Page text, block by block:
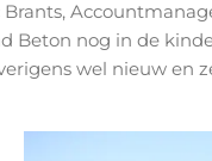
nog in de
wel nieuw en